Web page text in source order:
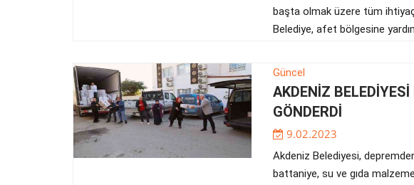
başta olmak üzere tüm
Belediye, afet bölgesine
Güncel
AKDENİZ
GÖNDERDİ
9.02.2023
Akdeniz Belediyesi,
battaniye, su ve gıda